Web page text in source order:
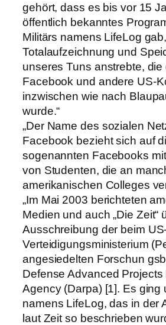
gehört, dass es bis vor 15
öffentlich bekanntes
Militärs namens LifeLog
Totalaufzeichnung und
unseres Tuns anstrebte,
Facebook und andere US-
inzwischen wie nach
wurde.“
„Der Name des sozialen
Facebook bezieht sich auf
sogenannten Facebooks
von Studenten, die an
amerikanischen Colleges
„Im Mai 2003 berichteten
Medien und auch „Die Zeit“
Ausschreibung der beim
Verteidigungsministerium
angesiedelten Forschun
Defense Advanced Projects
Agency (Darpa) [1]. Es ging
namens LifeLog, das in der
laut Zeit so beschrieben